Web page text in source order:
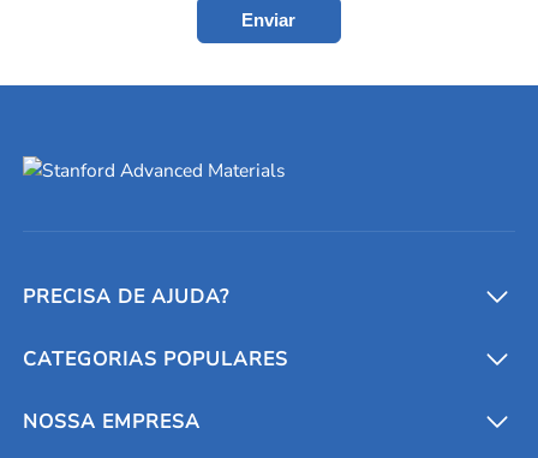
Enviar
PRECISA DE AJUDA?
Conversores e calculadoras
Entre em contato conosco
CATEGORIAS POPULARES
Metais refratários
NOSSA EMPRESA